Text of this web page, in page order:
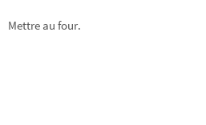
Mettre au four.